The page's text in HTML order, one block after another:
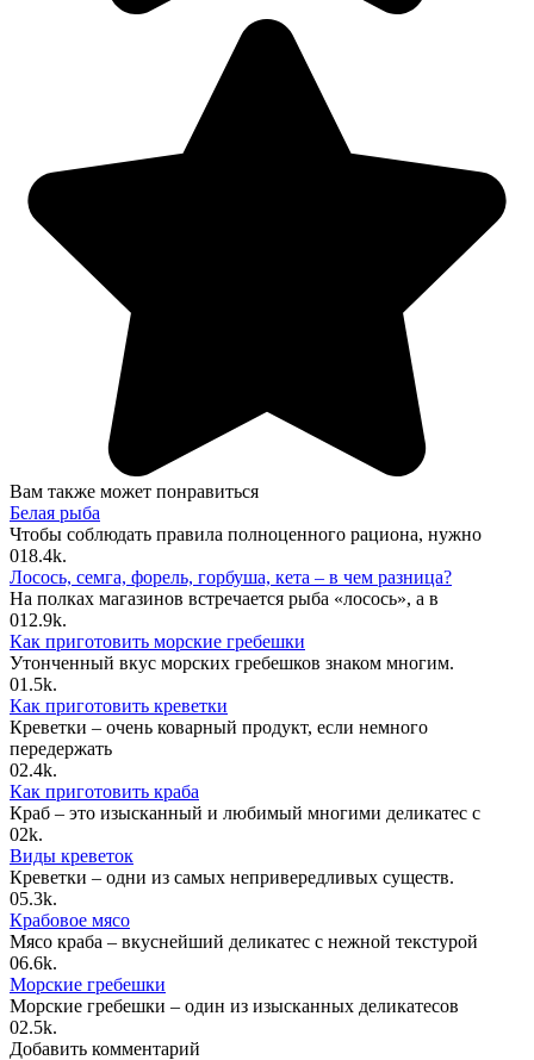
Вам также может понравиться
Белая рыба
Чтобы соблюдать правила полноценного рациона, нужно
018.4k.
Лосось, семга, форель, горбуша, кета – в чем разница?
На полках магазинов встречается рыба «лосось», а в
012.9k.
Как приготовить морские гребешки
Утонченный вкус морских гребешков знаком многим.
01.5k.
Как приготовить креветки
Креветки – очень коварный продукт, если немного
передержать
02.4k.
Как приготовить краба
Краб – это изысканный и любимый многими деликатес с
02k.
Виды креветок
Креветки – одни из самых непривередливых существ.
05.3k.
Крабовое мясо
Мясо краба – вкуснейший деликатес с нежной текстурой
06.6k.
Морские гребешки
Морские гребешки – один из изысканных деликатесов
02.5k.
Добавить комментарий